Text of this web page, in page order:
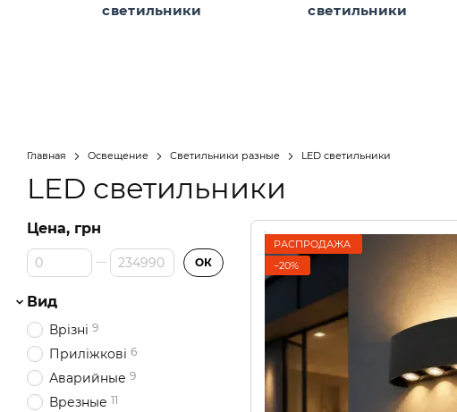
светильники
светильники
Главная Освещение Светильники разные LED светильники
LED светильники
РАСПРОДАЖА
−20%
Цена, грн
От Цена, грн
До Цена, грн ОК
Вид
Врізні 9
Приліжкові 6
Аварийные 9
Врезные 11